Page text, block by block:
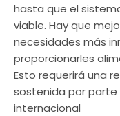
hasta que el
viable. Hay que
necesidades más
proporcionarles
Esto requerirá una
sostenida por parte
internacional